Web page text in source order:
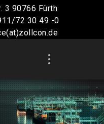
3 90766 Fürth
72 30 49 -0